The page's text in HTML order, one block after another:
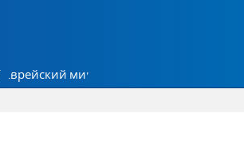
Еврейский мир